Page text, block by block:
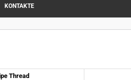
KONTAKTE
Thread